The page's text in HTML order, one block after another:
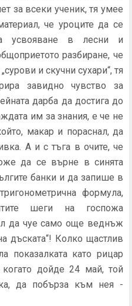
за всеки ученик, тя умее
че уроците да се
усвояване в лесни и
разбиране, че
и скучни сухари“, тя
завидно чувство за
дарба да достига до
им за знания, е че не
макар и пораснал, да
А и с тъга в очите, че
да се върне в синята
банки и да запише в
формула,
шеги на госпожа
да чуе само още веднъж
дъската“! Колко щастлив
показалката като рицар
дойде 24 май, той
да побърза към нея -